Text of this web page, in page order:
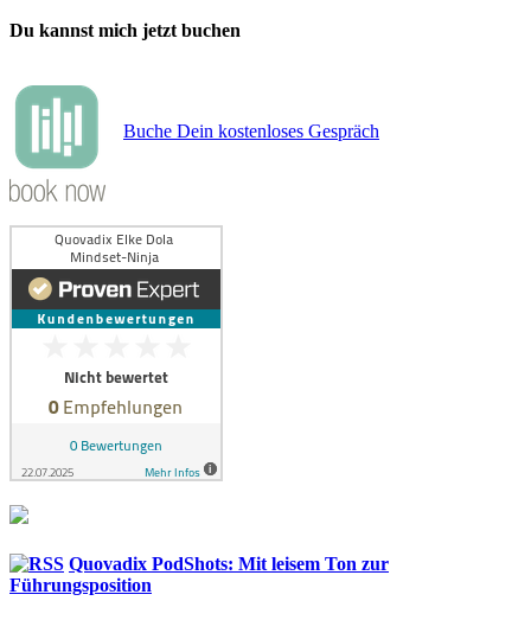
Du kannst mich jetzt buchen
Buche Dein kostenloses Gespräch
Quovadix PodShots: Mit leisem Ton zur
Führungsposition